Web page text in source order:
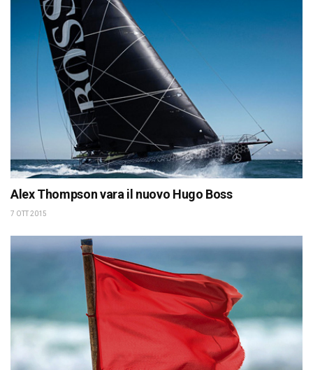
Alex Thompson vara il nuovo Hugo Boss
7 OTT 2015